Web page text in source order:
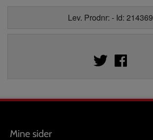
Lev. Prodnr: - Id: 214369
Mine sider